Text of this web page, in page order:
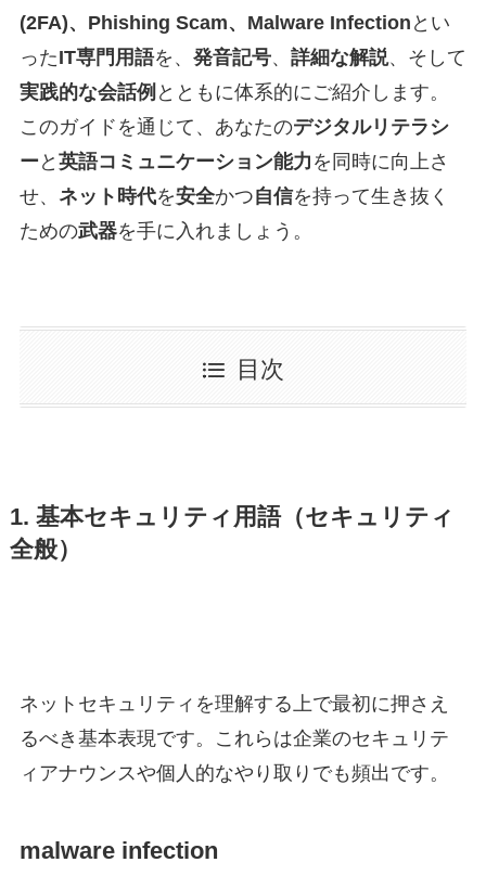
(2FA)、Phishing Scam、Malware Infection とい
ったIT専門用語を、 発音記号、 詳細な解説、そして
実践的な会話例 とともに体系的にご紹介します。
このガイドを通じて、あなたのデジタルリテラシ
ー と 英語コミュニケーション能力 を同時に向上さ
せ、 ネット時代を安全かつ自信を持って生き抜く
ための武器を手に入れましょう。
目次
1. 基本セキュリティ用語（セキュリティ
全般）
ネットセキュリティを理解する上で最初に押さえ
るべき基本表現です。これらは企業のセキュリテ
ィアナウンスや個人的なやり取りでも頻出です。
malware infection